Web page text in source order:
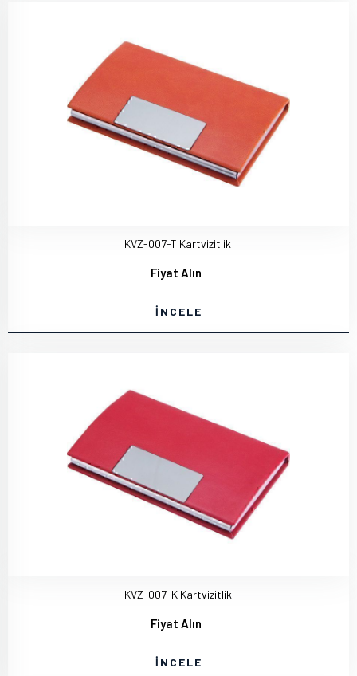
KVZ-007-T Kartvizitlik
Fiyat Alın
İNCELE
KVZ-007-K Kartvizitlik
Fiyat Alın
İNCELE